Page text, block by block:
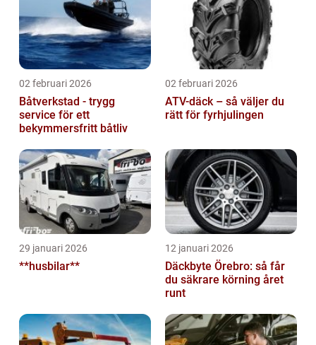
02 februari 2026
Båtverkstad - trygg
service för ett
bekymmersfritt båtliv
02 februari 2026
ATV-däck – så väljer du
rätt för fyrhjulingen
29 januari 2026
**husbilar**
12 januari 2026
Däckbyte Örebro: så får
du säkrare körning året
runt